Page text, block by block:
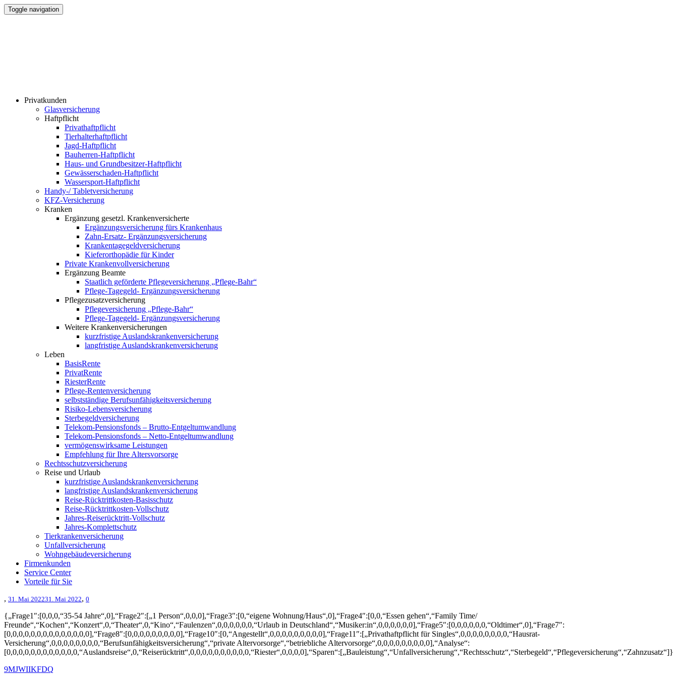
Toggle navigation
Privatkunden
Glasversicherung
Haftpflicht
Privathaftpflicht
Tierhalterhaftpflicht
Jagd-Haftpflicht
Bauherren-Haftpflicht
Haus- und Grundbesitzer-Haftpflicht
Gewässerschaden-Haftpflicht
Wassersport-Haftpflicht
Handy-/ Tabletversicherung
KFZ-Versicherung
Kranken
Ergänzung gesetzl. Krankenversicherte
Ergänzungsversicherung fürs Krankenhaus
Zahn-Ersatz- Ergänzungsversicherung
Krankentagegeldversicherung
Kieferorthopädie für Kinder
Private Krankenvollversicherung
Ergänzung Beamte
Staatlich geförderte Pflegeversicherung „Pflege-Bahr“
Pflege-Tagegeld- Ergänzungsversicherung
Pflegezusatzversicherung
Pflegeversicherung „Pflege-Bahr“
Pflege-Tagegeld- Ergänzungsversicherung
Weitere Krankenversicherungen
kurzfristige Auslandskrankenversicherung
langfristige Auslandskrankenversicherung
Leben
BasisRente
PrivatRente
RiesterRente
Pflege-Rentenversicherung
selbstständige Berufsunfähigkeitsversicherung
Risiko-Lebensversicherung
Sterbegeldversicherung
Telekom-Pensionsfonds – Brutto-Entgeltumwandlung
Telekom-Pensionsfonds – Netto-Entgeltumwandlung
vermögenswirksame Leistungen
Empfehlung für Ihre Altersvorsorge
Rechtsschutzversicherung
Reise und Urlaub
kurzfristige Auslandskrankenversicherung
langfristige Auslandskrankenversicherung
Reise-Rücktrittkosten-Basisschutz
Reise-Rücktrittkosten-Vollschutz
Jahres-Reiserücktritt-Vollschutz
Jahres-Komplettschutz
Tierkrankenversicherung
Unfallversicherung
Wohngebäudeversicherung
Firmenkunden
Service Center
Vorteile für Sie
, 31. Mai 202231. Mai 2022, 0
{„Frage1″:[0,0,0,“35-54 Jahre“,0],“Frage2″:[„1 Person“,0,0,0],“Frage3″:[0,“eigene Wohnung/Haus“,0],“Frage4″:[0,0,“Essen gehen“,“Family Time/
Freunde“,“Kochen“,“Konzert“,0,“Theater“,0,“Kino“,“Faulenzen“,0,0,0,0,0,0,“Urlaub in Deutschland“,“Musiker:in“,0,0,0,0,0,0],“Frage5″:[0,0,0,0,0,0,“Oldtimer“,0],“Frage7″:
[0,0,0,0,0,0,0,0,0,0,0,0,0,0],“Frage8″:[0,0,0,0,0,0,0,0,0],“Frage10″:[0,“Angestellt“,0,0,0,0,0,0,0,0,0],“Frage11″:[„Privathaftpflicht für Singles“,0,0,0,0,0,0,0,0,“Hausrat-
Versicherung“,0,0,0,0,0,0,0,0,“Berufsunfähigkeitsversicherung“,“private Altervorsorge“,“betriebliche Altervorsorge“,0,0,0,0,0,0,0,0,0],“Analyse“:
[0,0,0,0,0,0,0,0,0,0,0,0,“Auslandsreise“,0,“Reiserücktritt“,0,0,0,0,0,0,0,0,0,0,“Riester“,0,0,0,0],“Sparen“:[„Bauleistung“,“Unfallversicherung“,“Rechtsschutz“,“Sterbegeld“,“Pflegeversicherung“,“Zahnzusatz“]}
9MJWIIKFDQ